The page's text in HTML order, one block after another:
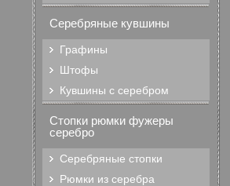
Серебряные кувшины
Графины
Штофы
Кувшины с серебром
Стопки рюмки фужеры
серебро
Серебряные стопки
Рюмки из серебра